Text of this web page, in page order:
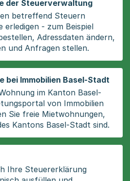
der Steuerverwaltung
betreffend Steuern
erledigen - zum Beispiel
Adressdaten ändern,
und Anfragen stellen.
bei Immobilien Basel-Stadt
im Kanton Basel-
von Immobilien
Sie freie Mietwohnungen,
Kantons Basel-Stadt sind.
Ihre Steuererklärung